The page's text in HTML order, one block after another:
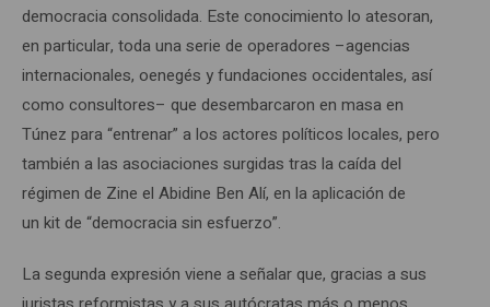
democracia consolidada. Este conocimiento lo atesoran,
en particular, toda una serie de operadores –agencias
internacionales, oenegés y fundaciones occidentales, así
como consultores– que desembarcaron en masa en
Túnez para “entrenar” a los actores políticos locales, pero
también a las asociaciones surgidas tras la caída del
régimen de Zine el Abidine Ben Alí, en la aplicación de
un kit de “democracia sin esfuerzo”.
La segunda expresión viene a señalar que, gracias a sus